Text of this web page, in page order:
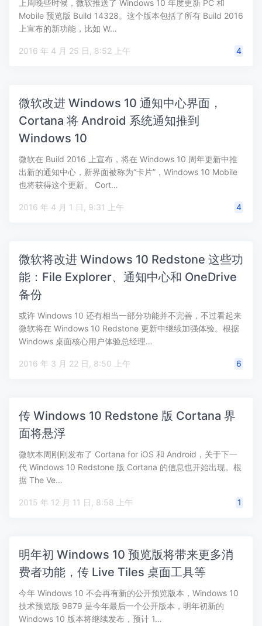
上周晚些时候，微软推送了 Windows 10 年度更新 PC 和
Mobile 预览版 Build 14328。这个版本包括了所有 Build 2016
上宣布的新功能，比如 W…
2016 年 4 月 25 日, 8:52 上午 4
微软改进 Windows 10 通知中心界面，
Cortana 将 Android 系统通知推到
Windows 10
微软在 Build 2016 上宣布，将在 Windows 10 周年更新中推
出新的通知中心，新界面被称为“卡片”，Windows 10 Mobile
也将获得这个更新。 Cort…
2016 年 4 月 1 日, 9:31 上午 4
微软将改进 Windows 10 Redstone 这些功
能：File Explorer、通知中心和 OneDrive
备份
或许 Windows 10 还有相当一部分功能并不完善，不过看起来
微软将在 Windows 10 Redstone 更新中继续加强体验。根据
Windows 桌面核心用户体验总经理…
2016 年 3 月 22 日, 8:50 上午 6
传 Windows 10 Redstone 版 Cortana 界
面将悬浮
微软本周刚刚发布了 Cortana for iOS 和 Android，关于下一
代 Windows 10 Redstone 版 Cortana 的信息也开始出现。根
据 The Ve…
2015 年 12 月 11 日, 8:58 上午 1
明年初 Windows 10 预览版将带来更多消
费者功能，传 Live Tiles 桌面工具等
今年 Windows 10 不会再有新的公开预览版本，Windows 10
技术预览版 9879 是今年最后一个公开版本，明年初新的
Windows 10 版本将继续发布，预计 1…